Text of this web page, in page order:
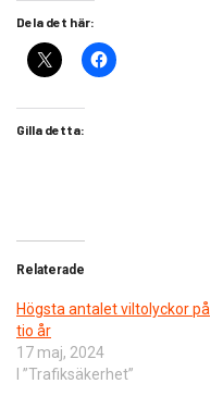
Dela det här:
Gilla detta:
Relaterade
Högsta antalet viltolyckor på
tio år
17 maj, 2024
I ”Trafiksäkerhet”